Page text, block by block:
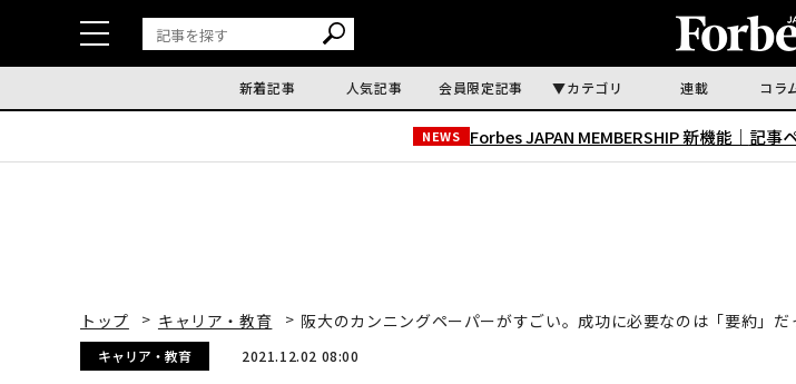
新着記事 人気記事 会員限定記事 カテゴリ 連載 コラ
NEWS Forbes JAPAN MEMBERSHIP 新機能｜ 記事
トップ キャリア・教育 阪大のカンニングペーパーがすごい。成功に必要なのは「要約」だ
キャリア・教育 2021.12.02 08:00